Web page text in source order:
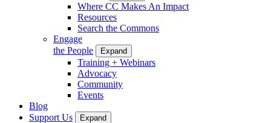
Where CC Makes An Impact
Resources
Search the Commons
Engage
the People
Expand
Training + Webinars
Advocacy
Community
Events
Blog
Support Us
Expand